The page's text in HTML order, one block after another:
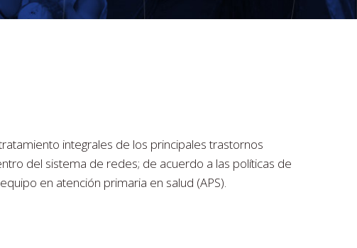
integrales de los principales trastornos
del sistema de redes; de acuerdo a las políticas de
en atención primaria en salud (APS).